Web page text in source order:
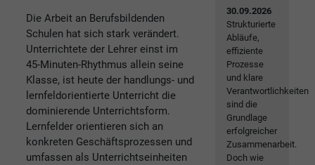
Die Arbeit an Berufsbildenden
Schulen hat sich stark verändert.
Unterrichtete der Lehrer einst im
45-Minuten-Rhythmus allein seine
Klasse, ist heute der handlungs- und
lernfeldorientierte Unterricht die
dominierende Unterrichtsform.
Lernfelder orientieren sich an
konkreten Geschäftsprozessen und
umfassen als Unterrichtseinheiten
30.09.2026
Strukturierte
Abläufe,
effiziente
Prozesse
und klare
Verantwortlichkeiten
sind die
Grundlage
erfolgreicher
Zusammenarbeit.
Doch wie